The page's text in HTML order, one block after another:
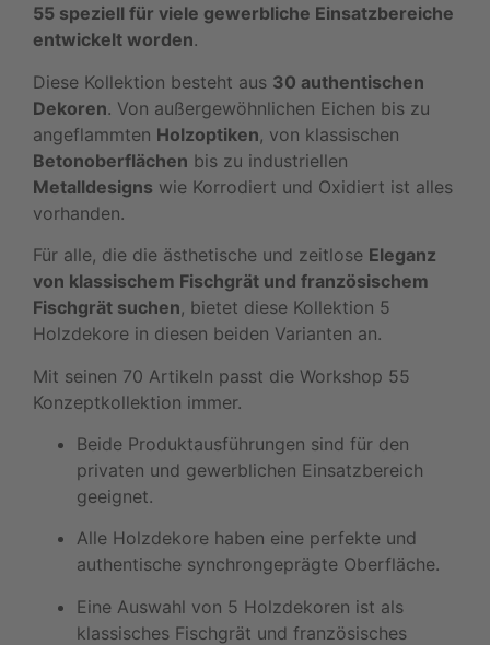
55 speziell für viele gewerbliche Einsatzbereiche
entwickelt worden.
Diese Kollektion besteht aus 30 authentischen
Dekoren. Von außergewöhnlichen Eichen bis zu
angeflammten Holzoptiken, von klassischen
Betonoberflächen bis zu industriellen
Metalldesigns wie Korrodiert und Oxidiert ist alles
vorhanden.
Für alle, die die ästhetische und zeitlose Eleganz
von klassischem Fischgrät und französischem
Fischgrät suchen, bietet diese Kollektion 5
Holzdekore in diesen beiden Varianten an.
Mit seinen 70 Artikeln passt die Workshop 55
Konzeptkollektion immer.
Beide Produktausführungen sind für den
privaten und gewerblichen Einsatzbereich
geeignet.
Alle Holzdekore haben eine perfekte und
authentische synchrongeprägte Oberfläche.
Eine Auswahl von 5 Holzdekoren ist als
klassisches Fischgrät und französisches